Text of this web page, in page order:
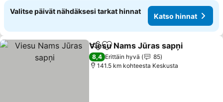
Valitse päivät nähdäksesi tarkat hinnat
Katso hinnat
Jaa Lisää suosikkeihin
Viesu Nams Jūras sapņi
8,4 Erittäin hyvä
85
141.5 km kohteesta Keskusta